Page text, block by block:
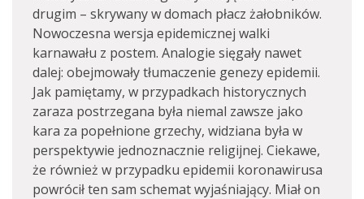
drugim – skrywany w domach płacz żałobników.
Nowoczesna wersja epidemicznej walki
karnawału z postem. Analogie sięgały nawet
dalej: obejmowały tłumaczenie genezy epidemii.
Jak pamiętamy, w przypadkach historycznych
zaraza postrzegana była niemal zawsze jako
kara za popełnione grzechy, widziana była w
perspektywie jednoznacznie religijnej. Ciekawe,
że również w przypadku epidemii koronawirusa
powrócił ten sam schemat wyjaśniający. Miał on